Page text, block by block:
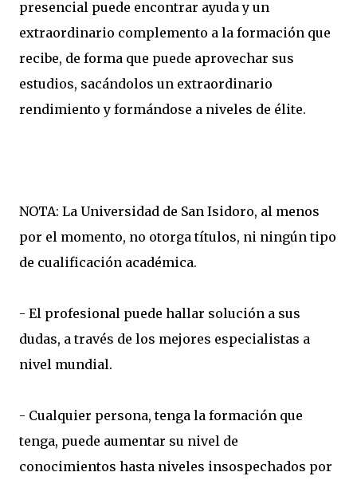
presencial puede encontrar ayuda y un
extraordinario complemento a la formación que
recibe, de forma que puede aprovechar sus
estudios, sacándolos un extraordinario
rendimiento y formándose a niveles de élite.
NOTA: La Universidad de San Isidoro, al menos
por el momento, no otorga títulos, ni ningún tipo
de cualificación académica.
- El profesional puede hallar solución a sus
dudas, a través de los mejores especialistas a
nivel mundial.
- Cualquier persona, tenga la formación que
tenga, puede aumentar su nivel de
conocimientos hasta niveles insospechados por